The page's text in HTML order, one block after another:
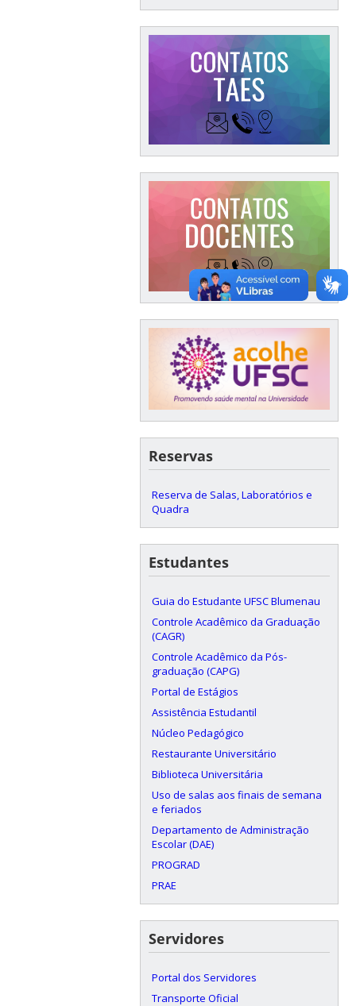
Reservas
Reserva de Salas, Laboratórios e
Quadra
Estudantes
Guia do Estudante UFSC Blumenau
Controle Acadêmico da Graduação
(CAGR)
Controle Acadêmico da Pós-
graduação (CAPG)
Portal de Estágios
Assistência Estudantil
Núcleo Pedagógico
Restaurante Universitário
Biblioteca Universitária
Uso de salas aos finais de semana
e feriados
Departamento de Administração
Escolar (DAE)
PROGRAD
PRAE
Servidores
Portal dos Servidores
Transporte Oficial